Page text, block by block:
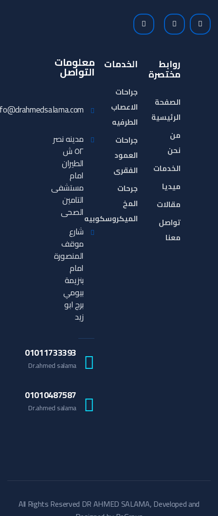
روابط
مختصرة
الصفحة
الرئيسية
من
نحن
الخدمات
ميديا
مقالات
تواصل
معنا
الخدمات
جراحات
الاعصاب
الطرفيه
جراحات
العمود
الفقرى
جرحات
المخ
الميكروسكوبيه
معلومات
التواصل
مدينه نصر
٥٢ ش
الطيران
امام
مستشفى
التامين
الصحى
شارع
موقف
المنصورة
امام
بنزيمة
بيومي
برج ابو
زيد
01011733393
Dr.ahmed salama
01010487587
Dr.ahmed salama
All Rights Reserved DR AHMED SALAMA, Developed and